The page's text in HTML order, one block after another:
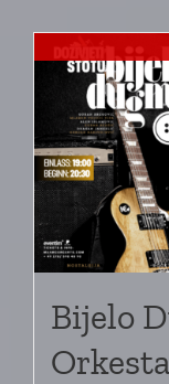
Bijelo